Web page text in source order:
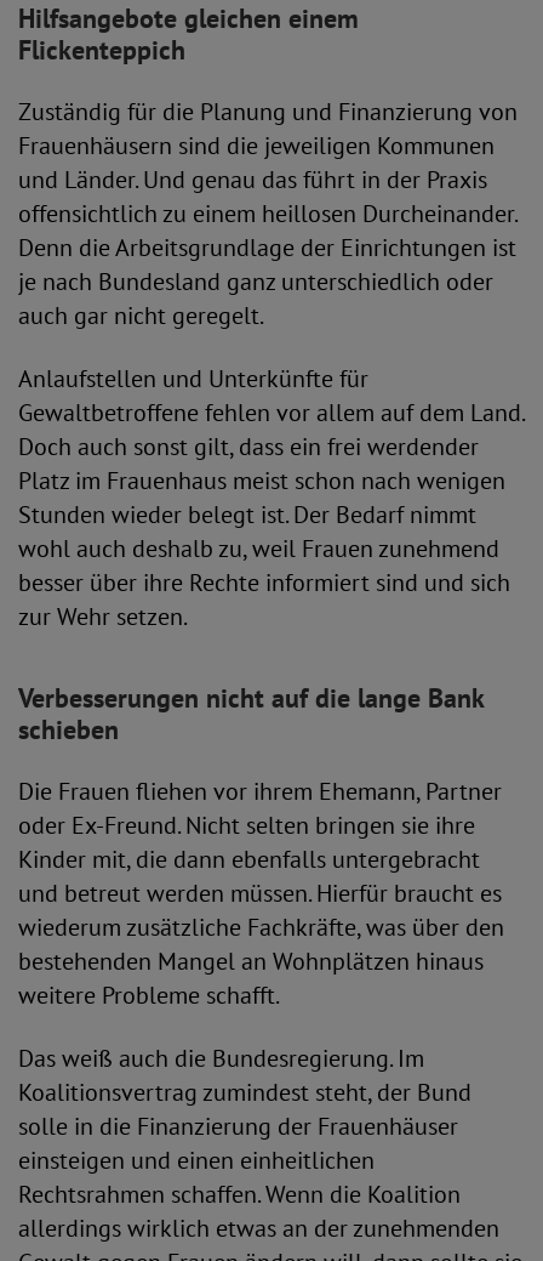
Hilfsangebote gleichen einem
Flickenteppich
Zuständig für die Planung und Finanzierung von
Frauenhäusern sind die jeweiligen Kommunen
und Länder. Und genau das führt in der Praxis
offensichtlich zu einem heillosen Durcheinander.
Denn die Arbeitsgrundlage der Einrichtungen ist
je nach Bundesland ganz unterschiedlich oder
auch gar nicht geregelt.
Anlaufstellen und Unterkünfte für
Gewaltbetroffene fehlen vor allem auf dem Land.
Doch auch sonst gilt, dass ein frei werdender
Platz im Frauenhaus meist schon nach wenigen
Stunden wieder belegt ist. Der Bedarf nimmt
wohl auch deshalb zu, weil Frauen zunehmend
besser über ihre Rechte informiert sind und sich
zur Wehr setzen.
Verbesserungen nicht auf die lange Bank
schieben
Die Frauen fliehen vor ihrem Ehemann, Partner
oder Ex-Freund. Nicht selten bringen sie ihre
Kinder mit, die dann ebenfalls untergebracht
und betreut werden müssen. Hierfür braucht es
wiederum zusätzliche Fachkräfte, was über den
bestehenden Mangel an Wohnplätzen hinaus
weitere Probleme schafft.
Das weiß auch die Bundesregierung. Im
Koalitionsvertrag zumindest steht, der Bund
solle in die Finanzierung der Frauenhäuser
einsteigen und einen einheitlichen
Rechtsrahmen schaffen. Wenn die Koalition
allerdings wirklich etwas an der zunehmenden